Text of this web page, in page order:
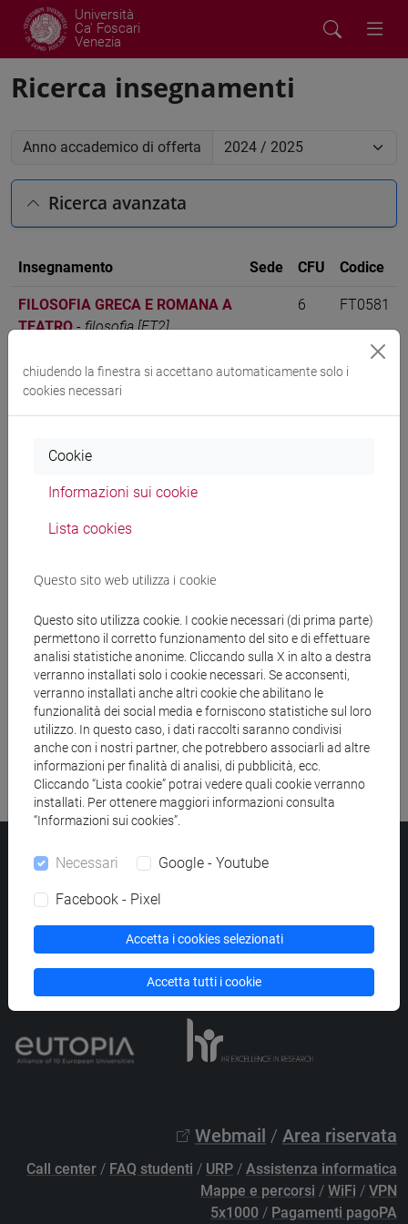
Università
Ca' Foscari
Venezia
Ricerca insegnamenti
Anno accademico di offerta
Ricerca avanzata
Insegnamento Sede CFU Codice
FILOSOFIA GRECA E ROMANA A
TEATRO-filosofia [FT2]
6 FT0581
Cerca nel sito
Ricerca persone
Ricerca insegnamenti
Ricerca aule
Ricerca sedi
Ricerca strutture
Ricerca pubblicazioni
Ricerca risorse bibliografiche
Università Ca’ Foscari
Dorsoduro 3246, 30123 Venezia
PECprotocollo@pec.unive.it
Privacy/Cookies/Credits e note legali
Elenco siti tematici
Webmail / Area riservata
Call center / FAQ studenti / URP / Assistenza informatica
Mappe e percorsi / WiFi / VPN
5x1000 / Pagamenti pagoPA
chiudendo la finestra si accettano automaticamente solo i
cookies necessari
Cookie
Informazioni sui cookie
Lista cookies
Questo sito web utilizza i cookie
Questo sito utilizza cookie. I cookie necessari (di prima parte)
permettono il corretto funzionamento del sito e di effettuare
analisi statistiche anonime. Cliccando sulla X in alto a destra
verranno installati solo i cookie necessari. Se acconsenti,
verranno installati anche altri cookie che abilitano le
funzionalità dei social media e forniscono statistiche sul loro
utilizzo. In questo caso, i dati raccolti saranno condivisi
anche con i nostri partner, che potrebbero associarli ad altre
informazioni per finalità di analisi, di pubblicità, ecc.
Cliccando “Lista cookie” potrai vedere quali cookie verranno
installati. Per ottenere maggiori informazioni consulta
“Informazioni sui cookies”.
Necessari Google - Youtube
Facebook - Pixel
Accetta i cookies selezionati
Accetta tutti i cookie